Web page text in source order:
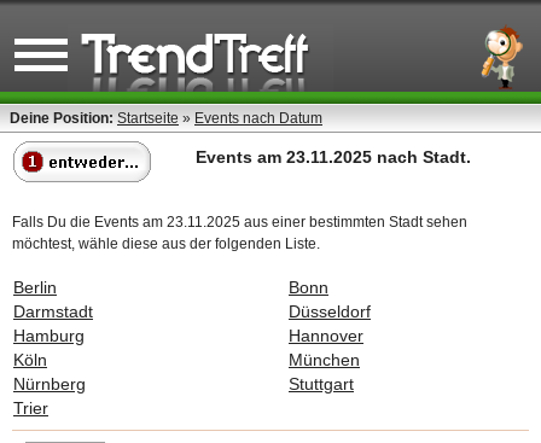
Deine Position: Startseite » Events nach Datum
Events am 23.11.2025 nach Stadt.
Falls Du die Events am 23.11.2025 aus einer bestimmten Stadt sehen
möchtest, wähle diese aus der folgenden Liste.
Berlin
Bonn
Darmstadt
Düsseldorf
Hamburg
Hannover
Köln
München
Nürnberg
Stuttgart
Trier